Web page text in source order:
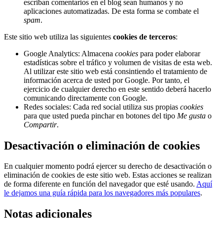
escriban comentarios en el blog sean humanos y no
aplicaciones automatizadas. De esta forma se combate el
spam.
Este sitio web utiliza las siguientes cookies de terceros:
Google Analytics: Almacena cookies para poder elaborar
estadísticas sobre el tráfico y volumen de visitas de esta web.
Al utilizar este sitio web está consintiendo el tratamiento de
información acerca de usted por Google. Por tanto, el
ejercicio de cualquier derecho en este sentido deberá hacerlo
comunicando directamente con Google.
Redes sociales: Cada red social utiliza sus propias cookies
para que usted pueda pinchar en botones del tipo Me gusta o
Compartir.
Desactivación o eliminación de cookies
En cualquier momento podrá ejercer su derecho de desactivación o
eliminación de cookies de este sitio web. Estas acciones se realizan
de forma diferente en función del navegador que esté usando. Aquí
le dejamos una guía rápida para los navegadores más populares.
Notas adicionales